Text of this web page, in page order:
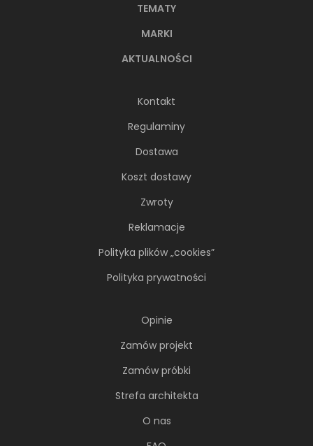
TEMATY
MARKI
AKTUALNOŚCI
Kontakt
Regulaminy
Dostawa
Koszt dostawy
Zwroty
Reklamacje
Polityka plików „cookies”
Polityka prywatności
Opinie
Zamów projekt
Zamów próbki
Strefa architekta
O nas